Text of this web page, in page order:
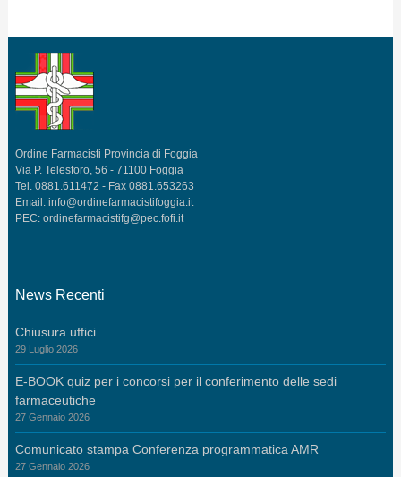
Ordine Farmacisti Provincia di Foggia
Via P. Telesforo, 56 - 71100 Foggia
Tel. 0881.611472 - Fax 0881.653263
Email: info@ordinefarmacistifoggia.it
PEC: ordinefarmacistifg@pec.fofi.it
News Recenti
Chiusura uffici
29 Luglio 2026
E-BOOK quiz per i concorsi per il conferimento delle sedi
farmaceutiche
27 Gennaio 2026
Comunicato stampa Conferenza programmatica AMR
27 Gennaio 2026